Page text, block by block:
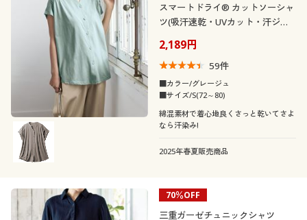
スマートドライ® カットソーシャ
ツ(吸汗速乾・UVカット・汗ジミ
2,189円
59件
■カラー/グレージュ
■サイズ/S(72～80)
綿混素材で着心地良くさっと乾いてさよ
なら汗染み!
2025年春夏販売商品
70％OFF
三重ガーゼチュニックシャツ